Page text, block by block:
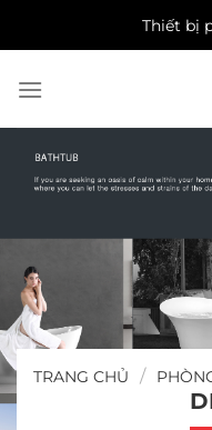
Thiết bị
TRANG CHỦ /